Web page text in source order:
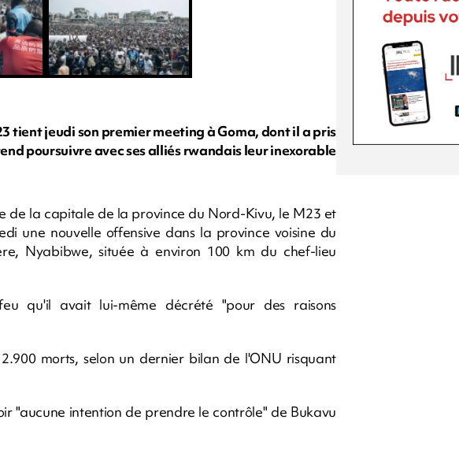
tient jeudi son premier meeting à Goma, dont il a pris
poursuivre avec ses alliés rwandais leur inexorable
de la capitale de la province du Nord-Kivu, le M23 et
une nouvelle offensive dans la province voisine du
Nyabibwe, située à environ 100 km du chef-lieu
qu'il avait lui-même décrété "pour des raisons
morts, selon un dernier bilan de l'ONU risquant
"aucune intention de prendre le contrôle" de Bukavu